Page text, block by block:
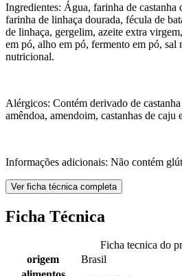
Ingredientes: Água, farinha de castanha
farinha de linhaça dourada, fécula de
de linhaça, gergelim, azeite extra
em pó, alho em pó, fermento em pó, sal
nutricional.
Alérgicos: Contém derivado de
amêndoa, amendoim, castanhas de caju
Informações adicionais: Não contém
Ver ficha técnica completa
Ficha Técnica
Ficha tecnica do
origem
Brasil